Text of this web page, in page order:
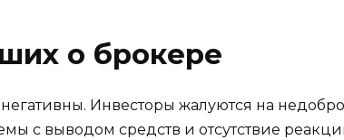
о брокере
Инвесторы жалуются на
с выводом средств и отсутствие